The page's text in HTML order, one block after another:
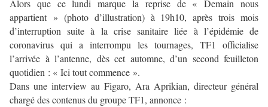
Alors que ce lundi marque la reprise de « Demain nous
appartient » (photo d’illustration) à 19h10, après trois mois
d’interruption suite à la crise sanitaire liée à l’épidémie de
coronavirus qui a interrompu les tournages, TF1 officialise
l’arrivée à l’antenne, dès cet automne, d’un second feuilleton
quotidien : « Ici tout commence ».
Dans une interview au Figaro, Ara Aprikian, directeur général
chargé des contenus du groupe TF1, annonce :